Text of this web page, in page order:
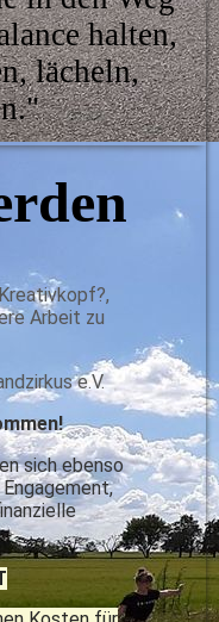
halten,
lächeln,
Arbeit zu
e.V.
sich ebenso